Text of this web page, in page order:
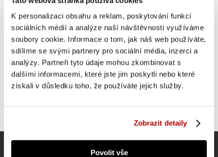
K personalizaci obsahu a reklam, poskytování funkcí
sociálních médií a analýze naší návštěvnosti využíváme
soubory cookie. Informace o tom, jak náš web používáte,
sdílíme se svými partnery pro sociální média, inzerci a
analýzy. Partneři tyto údaje mohou zkombinovat s
dalšími informacemi, které jste jim poskytli nebo které
získali v důsledku toho, že používáte jejich služby.
Zobrazit detaily
Povolit vše